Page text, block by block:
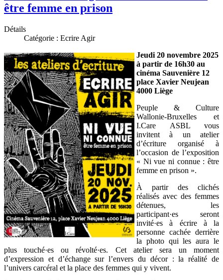
être femme en prison
Détails
Catégorie : Ecrire Agir
Jeudi 20 novembre 2025
à partir de 16h30 au
cinéma Sauvenière 12
place Xavier Neujean
4000 Liège
Peuple & Culture
Wallonie-Bruxelles et
I.Care ASBL vous
invitent à un atelier
d’écriture organisé à
l’occasion de l’exposition
« Ni vue ni connue : être
femme en prison ».
À partir des clichés
réalisés avec des femmes
détenues, les
participant·es seront
invité·es à écrire à la
personne cachée derrière
la photo qui les aura le
plus touché·es ou révolté·es. Cet atelier sera un moment
d’expression et d’échange sur l’envers du décor : la réalité de
l’univers carcéral et la place des femmes qui y vivent.